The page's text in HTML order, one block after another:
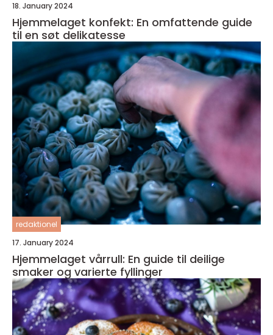
18. January 2024
Hjemmelaget konfekt: En omfattende guide
til en søt delikatesse
redaktionel
17. January 2024
Hjemmelaget vårrull: En guide til deilige
smaker og varierte fyllinger